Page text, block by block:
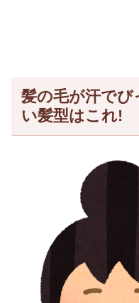
髪の毛が汗でび
い髪型はこれ!